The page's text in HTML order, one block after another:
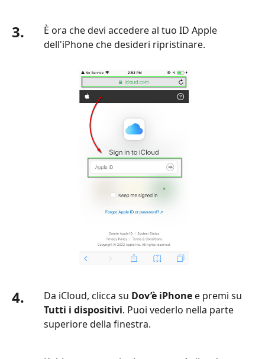
3.
È ora che devi accedere al tuo ID Apple
dell'iPhone che desideri ripristinare.
4. Da iCloud, clicca su Dov’è iPhone e premi su
Tutti i dispositivi. Puoi vederlo nella parte
superiore della finestra.